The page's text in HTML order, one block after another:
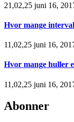
21,02,25 juni 16,
Hvor mange
11,02,25 juni 16,
Hvor mange huller
11,02,25 juni 16,
Abonner